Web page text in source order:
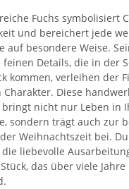
Fuchs symbolisiert
und bereichert jede
auf besondere Weise.
feinen Details, die in der
kommen, verleihen der
Diese
nicht nur Leben in
sondern trägt auch zur
Weihnachtszeit bei.
liebevolle
das über viele